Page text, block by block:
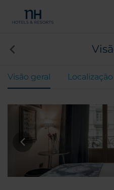
Visão geral Localização